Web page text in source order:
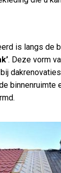
is langs de
. Deze vorm
binnenruimte